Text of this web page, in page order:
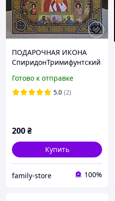
ПОДАРОЧНАЯ ИКОНА
СпиридонТримифунтский
26*26, размер
сюжета24*24,подарочная
Готово к отправке
5.0 (2)
200₴
Купить
family-store 100%